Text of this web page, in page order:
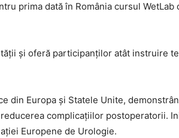
prima dată în România cursul
și oferă participanților atât instruire
din Europa și Statele Unite,
complicațiilor postoperatorii.
Europene de Urologie.